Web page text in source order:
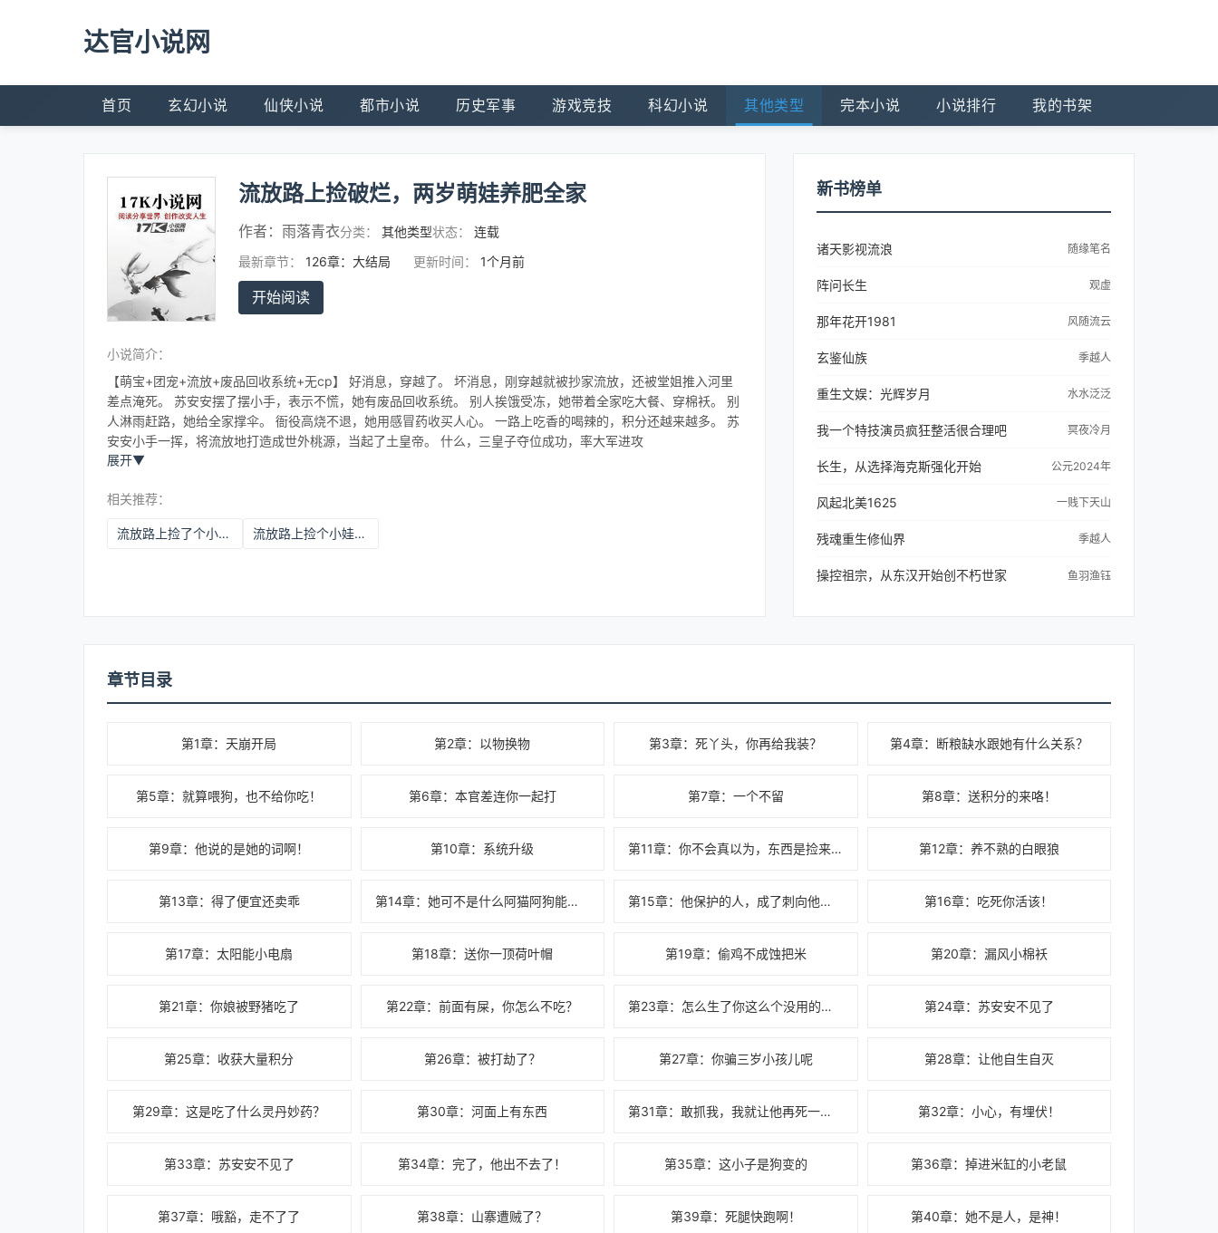
达官小说网
首页 玄幻小说 仙侠小说 都市小说 历史军事 游戏竞技 科幻小说 其他类型 完本小说 小说排行 我的书架
流放路上捡破烂，两岁萌娃养肥全家
作者： 雨落青衣分类： 其他类型状态：
连载
最新章节：
126章：大结局 更新时间： 1个月前
开始阅读
小说简介：
【萌宝+团宠+流放+废品回收系统+无cp】 好消息，穿越了。 坏消息，刚穿越就被抄家流放，还被堂姐推入河里
差点淹死。 苏安安摆了摆小手，表示不慌，她有废品回收系统。 别人挨饿受冻，她带着全家吃大餐、穿棉袄。 别
人淋雨赶路，她给全家撑伞。 衙役高烧不退，她用感冒药收买人心。 一路上吃香的喝辣的，积分还越来越多。 苏
安安小手一挥，将流放地打造成世外桃源，当起了土皇帝。 什么，三皇子夺位成功，率大军进攻
展开▼
相关推荐：
流放路上捡了个小萌宝是什么A1短剧 流放路上捡个小娃娃姓白
新书榜单
诸天影视流浪 随缘笔名
阵问长生 观虚
那年花开1981 风随流云
玄鉴仙族 季越人
重生文娱：光辉岁月 水水泛泛
我一个特技演员疯狂整活很合理吧 冥夜冷月
长生，从选择海克斯强化开始 公元2024年
风起北美1625 一贱下天山
残魂重生修仙界 季越人
操控祖宗，从东汉开始创不朽世家 鱼羽渔钰
章节目录
第1章：天崩开局 第2章：以物换物 第3章：死丫头，你再给我装？ 第4章：断粮缺水跟她有什么关系？
第5章：就算喂狗，也不给你吃！ 第6章：本官差连你一起打 第7章：一个不留 第8章：送积分的来咯！
第9章：他说的是她的词啊！ 第10章：系统升级 第11章：你不会真以为，东西是捡来的吧？ 第12章：养不熟的白眼狼
第13章：得了便宜还卖乖 第14章：她可不是什么阿猫阿狗能比的 第15章：他保护的人，成了刺向他的尖刀 第16章：吃死你活该！
第17章：太阳能小电扇 第18章：送你一顶荷叶帽 第19章：偷鸡不成蚀把米 第20章：漏风小棉袄
第21章：你娘被野猪吃了 第22章：前面有屎，你怎么不吃？ 第23章：怎么生了你这么个没用的东西？ 第24章：苏安安不见了
第25章：收获大量积分 第26章：被打劫了？ 第27章：你骗三岁小孩儿呢 第28章：让他自生自灭
第29章：这是吃了什么灵丹妙药？ 第30章：河面上有东西 第31章：敢抓我，我就让他再死一次！ 第32章：小心，有埋伏！
第33章：苏安安不见了 第34章：完了，他出不去了！ 第35章：这小子是狗变的 第36章：掉进米缸的小老鼠
第37章：哦豁，走不了了 第38章：山寨遭贼了？ 第39章：死腿快跑啊！ 第40章：她不是人，是神！